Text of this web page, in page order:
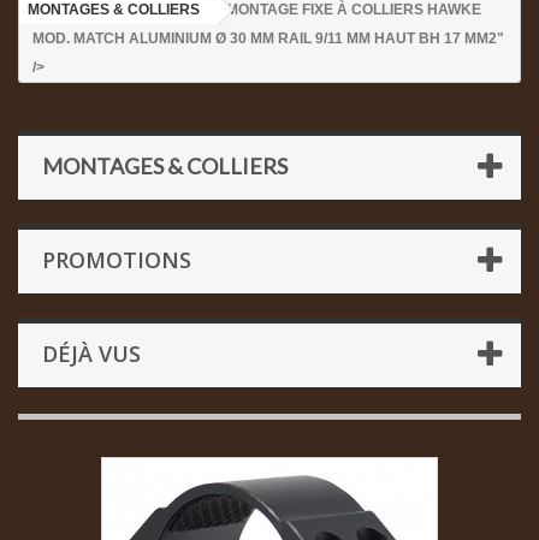
MONTAGES & COLLIERS
>MONTAGE FIXE À COLLIERS HAWKE
MOD. MATCH ALUMINIUM Ø 30 MM RAIL 9/11 MM HAUT BH 17 MM2"
/>
MONTAGES & COLLIERS
PROMOTIONS
DÉJÀ VUS